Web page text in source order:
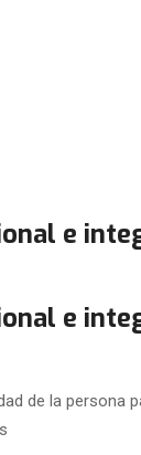
e
e
de la persona